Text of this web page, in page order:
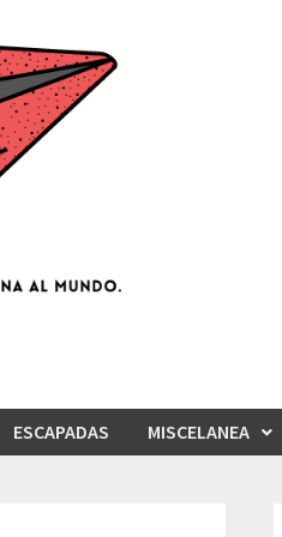
ESCAPADAS MISCELANEA